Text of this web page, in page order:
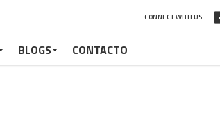
CONNECT WITH US
BLOGS CONTACTO